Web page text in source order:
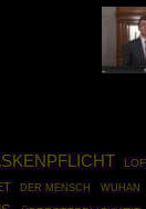
DER MENSCH WUHAN